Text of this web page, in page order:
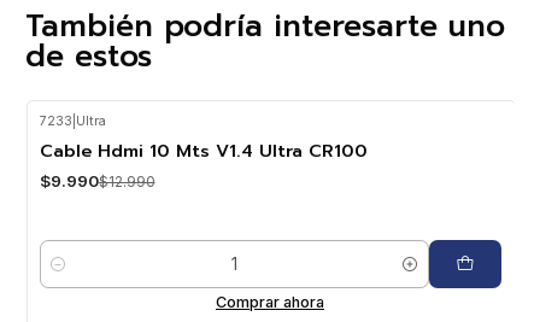
También podría interesarte uno
de estos
7233 Ultra
Cable Hdmi 10 Mts V1.4 Ultra CR100
$9.990$12.990
Cantidad
Comprar ahora